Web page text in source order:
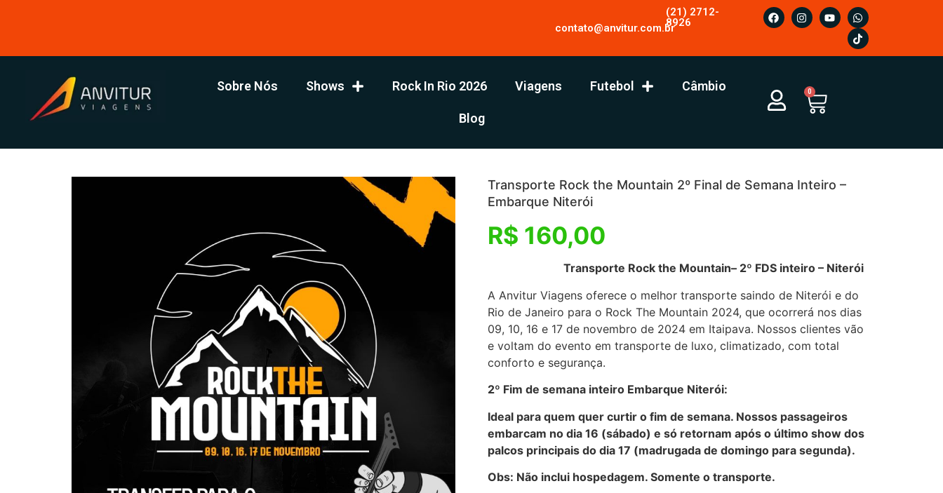
contato@anvitur.com.br
(21) 2712-
8926
Sobre Nós Shows Rock In Rio 2026 Viagens Futebol Câmbio
Blog
0
Transporte Rock the Mountain 2º Final de Semana Inteiro –
Embarque Niterói
R$ 160,00
Transporte Rock the Mountain– 2º FDS inteiro – Niterói
A Anvitur Viagens oferece o melhor transporte saindo de Niterói e do
Rio de Janeiro para o Rock The Mountain 2024, que ocorrerá nos dias
09, 10, 16 e 17 de novembro de 2024 em Itaipava. Nossos clientes vão
e voltam do evento em transporte de luxo, climatizado, com total
conforto e segurança.
2º Fim de semana inteiro Embarque Niterói:
Ideal para quem quer curtir o fim de semana. Nossos passageiros
embarcam no dia 16 (sábado) e só retornam após o último show dos
palcos principais do dia 17 (madrugada de domingo para segunda).
Obs: Não inclui hospedagem. Somente o transporte.